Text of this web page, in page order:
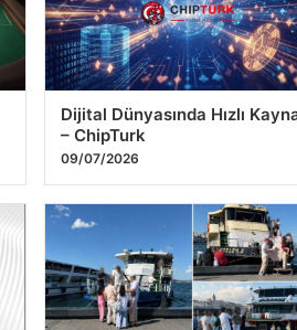
Müzikte Yeni Dönem Ve
Melodize Ile Beste Üretimi
10/07/2026